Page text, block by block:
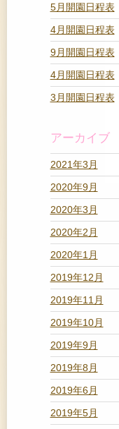
5月開園日程表
4月開園日程表
9月開園日程表
4月開園日程表
3月開園日程表
アーカイブ
2021年3月
2020年9月
2020年3月
2020年2月
2020年1月
2019年12月
2019年11月
2019年10月
2019年9月
2019年8月
2019年6月
2019年5月